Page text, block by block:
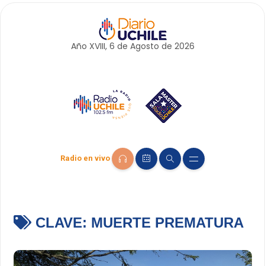
Año XVIII, 6 de Agosto de 2026
Radio en vivo
CLAVE: MUERTE PREMATURA